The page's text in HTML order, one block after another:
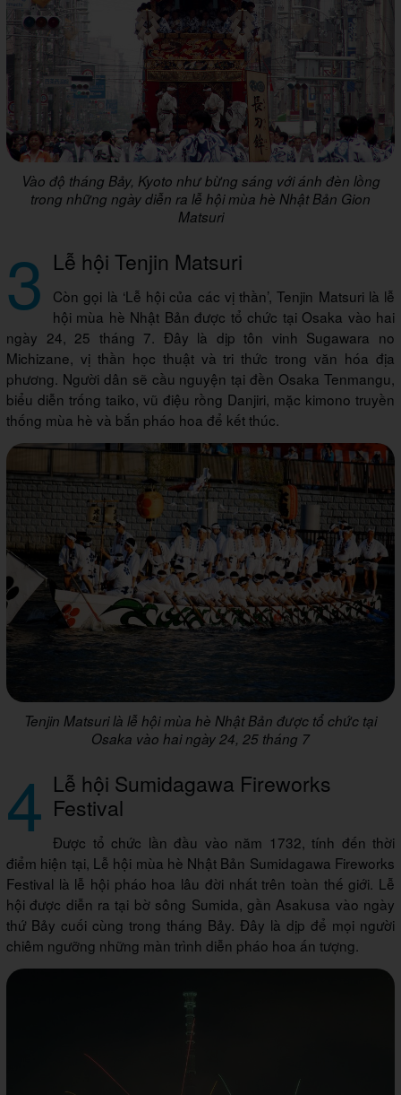
Vào độ tháng Bảy, Kyoto như bừng sáng với ánh đèn lồng
trong những ngày diễn ra lễ hội mùa hè Nhật Bản Gion
Matsuri
3 Lễ hội Tenjin Matsuri
Còn gọi là ‘Lễ hội của các vị thần’, Tenjin Matsuri là lễ
hội mùa hè Nhật Bản được tổ chức tại Osaka vào hai
ngày 24, 25 tháng 7. Đây là dịp tôn vinh Sugawara no
Michizane, vị thần học thuật và tri thức trong văn hóa địa
phương. Người dân sẽ cầu nguyện tại đền Osaka Tenmangu,
biểu diễn trống taiko, vũ điệu rồng Danjiri, mặc kimono truyền
thống mùa hè và bắn pháo hoa để kết thúc.
Tenjin Matsuri là lễ hội mùa hè Nhật Bản được tổ chức tại
Osaka vào hai ngày 24, 25 tháng 7
4 Lễ hội Sumidagawa Fireworks
Festival
Được tổ chức lần đầu vào năm 1732, tính đến thời
điểm hiện tại, Lễ hội mùa hè Nhật Bản Sumidagawa Fireworks
Festival là lễ hội pháo hoa lâu đời nhất trên toàn thế giới. Lễ
hội được diễn ra tại bờ sông Sumida, gần Asakusa vào ngày
thứ Bảy cuối cùng trong tháng Bảy. Đây là dịp để mọi người
chiêm ngưỡng những màn trình diễn pháo hoa ấn tượng.